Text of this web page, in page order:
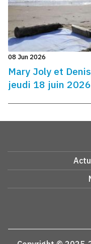
08 Jun 2026
Mary Joly et
jeudi 18 juin